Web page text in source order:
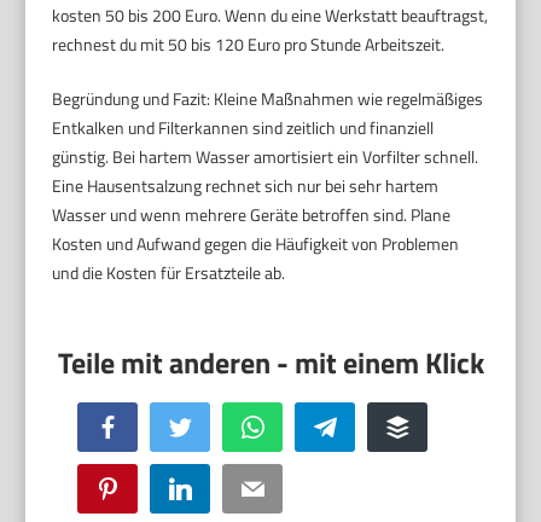
kosten 50 bis 200 Euro. Wenn du eine Werkstatt beauftragst,
rechnest du mit 50 bis 120 Euro pro Stunde Arbeitszeit.
Begründung und Fazit: Kleine Maßnahmen wie regelmäßiges
Entkalken und Filterkannen sind zeitlich und finanziell
günstig. Bei hartem Wasser amortisiert ein Vorfilter schnell.
Eine Hausentsalzung rechnet sich nur bei sehr hartem
Wasser und wenn mehrere Geräte betroffen sind. Plane
Kosten und Aufwand gegen die Häufigkeit von Problemen
und die Kosten für Ersatzteile ab.
Facebook Twitter WhatsApp Telegram Buffer
Pinterest LinkedIn Email